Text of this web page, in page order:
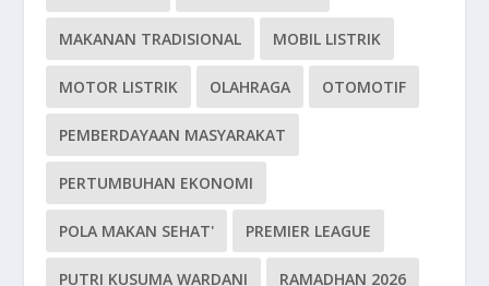
MAKANAN TRADISIONAL MOBIL LISTRIK
MOTOR LISTRIK OLAHRAGA OTOMOTIF
PEMBERDAYAAN MASYARAKAT
PERTUMBUHAN EKONOMI
POLA MAKAN SEHAT' PREMIER LEAGUE
PUTRI KUSUMA WARDANI RAMADHAN 2026